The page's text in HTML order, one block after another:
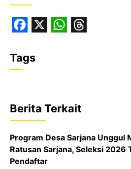
a
c
b
o
o
k
s
A
p
p
a
d
s
Tags
Berita Terkait
‎Program Desa Sarjana Unggul
Ratusan Sarjana, Seleksi 2026
Pendaftar